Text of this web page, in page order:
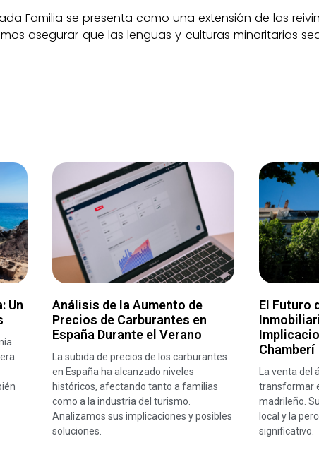
Familia se presenta como una extensión de las
asegurar que las lenguas y culturas minoritarias
Un
Análisis de la Aumento de
Precios de Carburantes en
España Durante el Verano
La subida de precios de los carburantes
en España ha alcanzado niveles
históricos, afectando tanto a familias
como a la industria del turismo.
Analizamos sus implicaciones y posibles
soluciones.
El Futuro
Chamberí
La venta del
transformar
madrileño.
local y la
significativo.